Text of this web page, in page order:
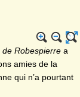
de Robespierre a
amies de la
qui n’a pourtant